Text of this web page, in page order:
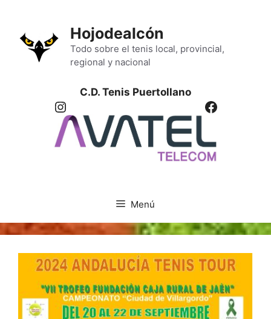
contenido
Hojodealcón
Todo sobre el tenis local, provincial,
regional y nacional
C.D. Tenis Puertollano
Instagram Facebook
Menú